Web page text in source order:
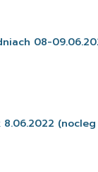
08-
8.06.2022